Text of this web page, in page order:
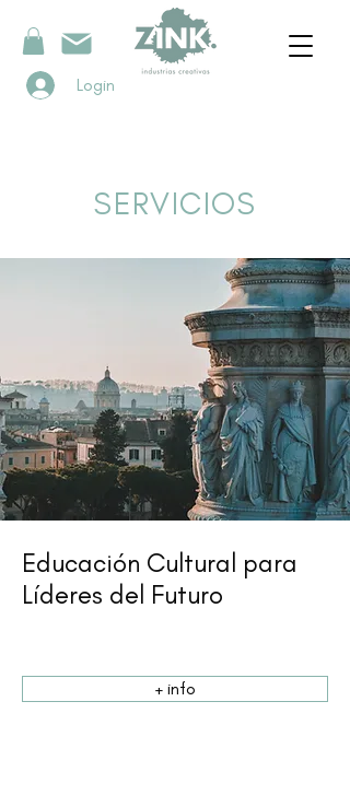
Login
SERVICIOS
Educación Cultural para
Líderes del Futuro
+ info